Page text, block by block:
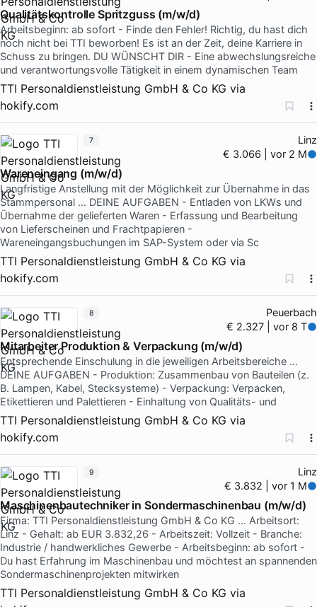
Qualitätskontrolle Spritzguss (m/w/d)
Arbeitsbeginn: ab sofort - Finde den Fehler! Richtig, du hast dich
noch nicht bei TTI beworben! Es ist an der Zeit, deine Karriere in
Schuss zu bringen. DU WÜNSCHT DIR - Eine abwechslungsreiche
und verantwortungsvolle Tätigkeit in einem dynamischen Team
TTI Personaldienstleistung GmbH & Co KG via
hokify.com
Linz
€ 3.066 | vor 2 M
Wareneingang (m/w/d)
Langfristige Anstellung mit der Möglichkeit zur Übernahme in das
Stammpersonal … DEINE AUFGABEN - Entladen von LKWs und
Übernahme der gelieferten Waren - Erfassung und Bearbeitung
von Lieferscheinen und Frachtpapieren -
Wareneingangsbuchungen im SAP-System oder via Sc
TTI Personaldienstleistung GmbH & Co KG via
hokify.com
7
Peuerbach
€ 2.327 | vor 8 T
Mitarbeiter Produktion & Verpackung (m/w/d)
Entsprechende Einschulung in die jeweiligen Arbeitsbereiche …
DEINE AUFGABEN - Produktion: Zusammenbau von Bauteilen (z.
B. Lampen, Kabel, Stecksysteme) - Verpackung: Verpacken,
Etikettieren und Palettieren - Einhaltung von Qualitäts- und
TTI Personaldienstleistung GmbH & Co KG via
hokify.com
8
Linz
€ 3.832 | vor 1 M
Maschinenbautechniker in Sondermaschinenbau (m/w/d)
Firma: TTI Personaldienstleistung GmbH & Co KG … Arbeitsort:
Linz - Gehalt: ab EUR 3.832,26 - Arbeitszeit: Vollzeit - Branche:
Industrie / handwerkliches Gewerbe - Arbeitsbeginn: ab sofort -
Du hast Erfahrung im Maschinenbau und möchtest an spannenden
Sondermaschinenprojekten mitwirken
TTI Personaldienstleistung GmbH & Co KG via
9